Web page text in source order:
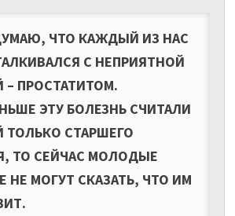
ЧТО КАЖДЫЙ ИЗ НАС
С НЕПРИЯТНОЙ
– ПРОСТАТИТОМ.
ЭТУ БОЛЕЗНЬ СЧИТАЛИ
ТОЛЬКО СТАРШЕГО
ТО СЕЙЧАС МОЛОДЫЕ
НЕ МОГУТ СКАЗАТЬ, ЧТО ИМ